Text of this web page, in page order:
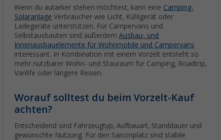
Wenn du autarker stehen möchtest, kann eine Camping-
Solaranlage Verbraucher wie Licht, Kühlgerät oder
Ladegeräte unterstützen. Für Campervans und
Selbstausbauten sind außerdem Ausbau- und
Innenausbauelemente für Wohnmobile und Campervans
interessant. In Kombination mit einem Vorzelt entsteht so
mehr nutzbarer Wohn- und Stauraum für Camping, Roadtrip,
Vanlife oder längere Reisen.
Worauf solltest du beim Vorzelt-Kauf
achten?
Entscheidend sind Fahrzeugtyp, Aufbauart, Standdauer und
gewünschte Nutzung. Für den Saisonplatz sind stabile